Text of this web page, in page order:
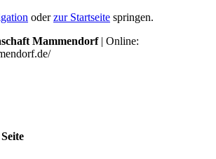
oderzur Startseite springen.
Mammendorf| Online: